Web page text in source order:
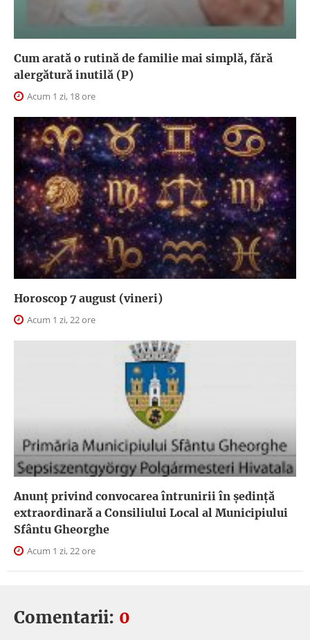
Cum arată o rutină de familie mai simplă, fără
alergătură inutilă (P)
Acum 1 zi, 18 ore
Horoscop 7 august (vineri)
Acum 1 zi, 22 ore
Anunţ privind convocarea întrunirii în şedinţă
extraordinară a Consiliului Local al Municipiului
Sfântu Gheorghe
Acum 1 zi, 22 ore
Comentarii: 0